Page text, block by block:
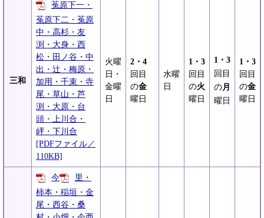
三和
菟原下一・
菟原下二・菟原
中・高杉・友
渕・大身・西
松・田ノ谷・中
出・辻・梅原・
加用・千束・寺
尾・草山・芦
渕・大原・台
頭・上川合・
岼・下川合
[PDFファイル／
110KB]
火曜
日・
金曜
日
2・4
回目
の金
曜日
水曜
日
1・3
回目
の火
曜日
1・3
回目
の月
曜日
1・3
回目
の金
曜日
今
里・
柿本・稲垣・金
尾・西谷・桑